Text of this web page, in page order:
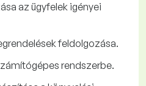
az ügyfelek igényei
feldolgozása.
rendszerbe.